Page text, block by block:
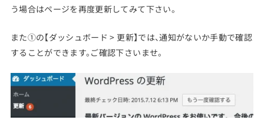
う場合はページを再度更新してみて下さい。
また①の【ダッシュボード > 更新】では、通知がないか手動で確認
することができます。ご確認下さいませ。